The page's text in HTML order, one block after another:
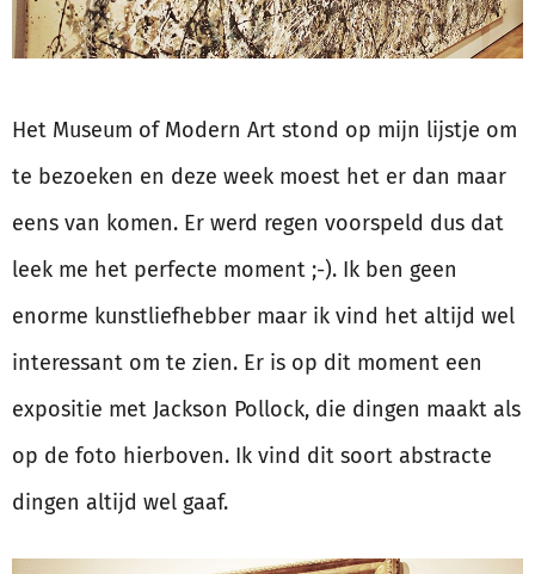
Het Museum of Modern Art stond op mijn lijstje om
te bezoeken en deze week moest het er dan maar
eens van komen. Er werd regen voorspeld dus dat
leek me het perfecte moment ;-). Ik ben geen
enorme kunstliefhebber maar ik vind het altijd wel
interessant om te zien. Er is op dit moment een
expositie met Jackson Pollock, die dingen maakt als
op de foto hierboven. Ik vind dit soort abstracte
dingen altijd wel gaaf.